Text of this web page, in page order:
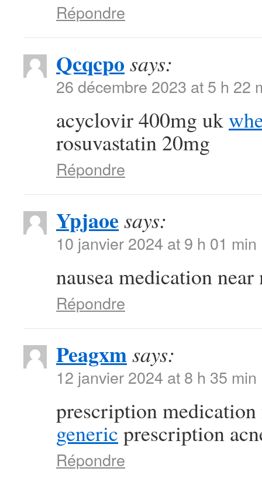
Répondre
Qcqcpo says:
26 décembre 2023 at 5 h 22
acyclovir 400mg uk
rosuvastatin 20mg
Répondre
Ypjaoe says:
10 janvier 2024 at 9 h 01 min
nausea medication
Répondre
Peagxmsays:
12 janvier 2024 at 8 h 35 min
prescription
generic prescription
Répondre